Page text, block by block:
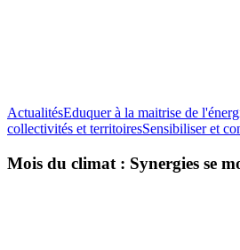
ActualitésEduquer à la maitrise de
collectivités et territoiresSensibiliser et
Mois du climat : Synergies se